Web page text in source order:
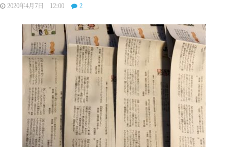
2020年4月7日 12:00 2